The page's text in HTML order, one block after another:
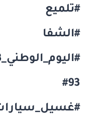
#تلميع
#الشفا
#اليوم_الوطني_93
#93